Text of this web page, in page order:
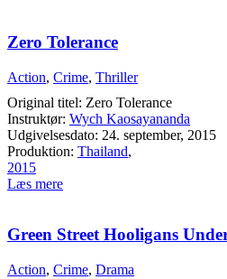
Zero Tolerance
Action, Crime, Thriller
Original titel: Zero Tolerance
Instruktør: Wych Kaosayananda
Udgivelsesdato: 24. september, 2015
Produktion: Thailand,
2015
Læs mere
Green Street Hooligans
Action, Crime, Drama